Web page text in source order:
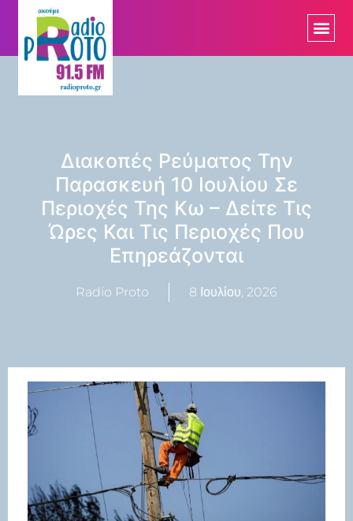
Διακοπές Ρεύματος Την
Παρασκευή 10 Ιουλίου Σε
Περιοχές Της Κω – Δείτε Τις
Ώρες Και Τις Περιοχές Που
Επηρεάζονται
Radio Proto 8 Ιουλίου, 2026